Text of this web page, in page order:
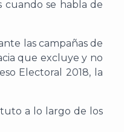
cuando se habla de
las campañas de
que excluye y no
Electoral 2018, la
a lo largo de los